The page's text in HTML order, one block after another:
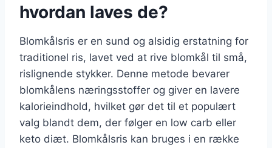
hvordan laves de?
Blomkålsris er en sund og alsidig erstatning for
traditionel ris, lavet ved at rive blomkål til små,
rislignende stykker. Denne metode bevarer
blomkålens næringsstoffer og giver en lavere
kalorieindhold, hvilket gør det til et populært
valg blandt dem, der følger en low carb eller
keto diæt. Blomkålsris kan bruges i en række